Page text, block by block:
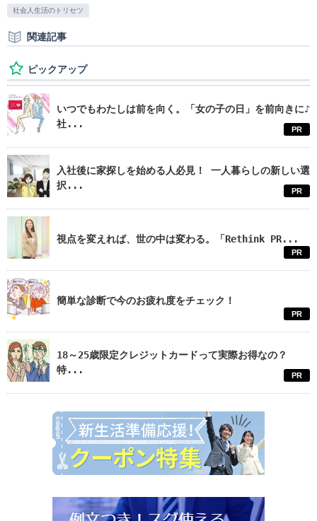
社会人生活のトリセツ
関連記事
ピックアップ
いつでもわたしは前を向く。「女の子の日」を前向きに♪
社...
PR
入社後に家探しを始める人必見！ 一人暮らしの新しい選
択...
PR
視点を変えれば、世の中は変わる。「Rethink PR...
PR
簡単な診断で今のお疲れ度をチェック！
PR
18～25歳限定クレジットカードって実際お得なの？
特...
PR